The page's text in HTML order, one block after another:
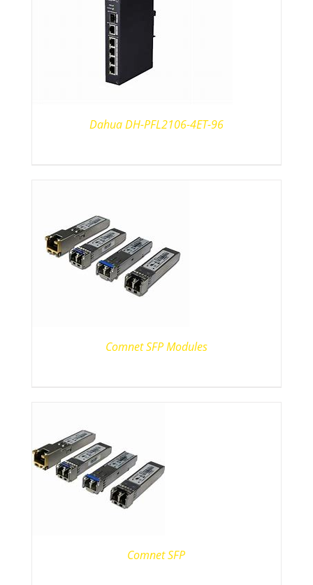
Dahua DH-PFL2106-4ET-96
Comnet SFP Modules
Comnet SFP